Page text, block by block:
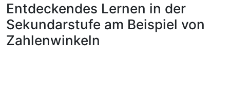
FAQ
Leitlinien
Zurück zur Startseite
Entdeckendes Lernen in der
Sekundarstufe am Beispiel von
Zahlenwinkeln